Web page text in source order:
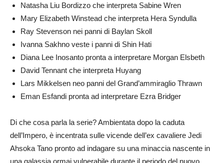
Natasha Liu Bordizzo che interpreta Sabine Wren
Mary Elizabeth Winstead che interpreta Hera Syndulla
Ray Stevenson nei panni di Baylan Skoll
Ivanna Sakhno veste i panni di Shin Hati
Diana Lee Inosanto pronta a interpretare Morgan Elsbeth
David Tennant che interpreta Huyang
Lars Mikkelsen neo panni del Grand’ammiraglio Thrawn
Eman Esfandi pronta ad interpretare Ezra Bridger
Di che cosa parla la serie? Ambientata dopo la caduta
dell’Impero, è incentrata sulle vicende dell’ex cavaliere Jedi
Ahsoka Tano pronto ad indagare su una minaccia nascente in
una galassia ormai vulnerabile durante il periodo del nuovo